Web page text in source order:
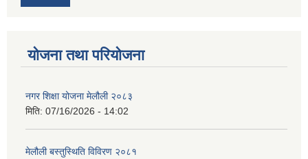
योजना तथा परियोजना
नगर शिक्षा योजना मेलौली २०८३
मिति: 07/16/2026 - 14:02
मेलौली बस्तुस्थिति विविरण २०८१